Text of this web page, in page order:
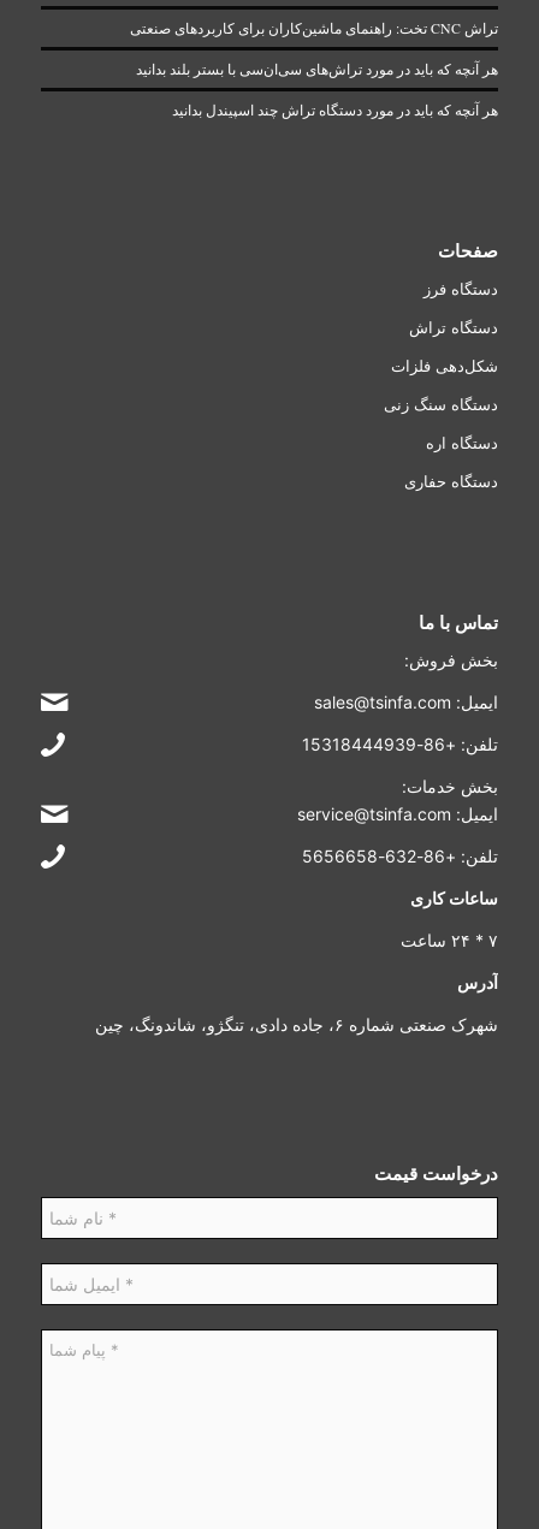
تراش CNC تخت: راهنمای ماشین‌کاران برای کاربردهای صنعتی
هر آنچه که باید در مورد تراش‌های سی‌ان‌سی با بستر بلند بدانید
هر آنچه که باید در مورد دستگاه تراش چند اسپیندل بدانید
صفحات
دستگاه فرز
دستگاه تراش
شکل‌دهی فلزات
دستگاه سنگ زنی
دستگاه اره
دستگاه حفاری
تماس با ما
بخش فروش:
ایمیل: sales@tsinfa.com
تلفن: +86-15318444939
بخش خدمات:
ایمیل: service@tsinfa.com
تلفن: +86-632-5656658
ساعات کاری
۷ * ۲۴ ساعت
آدرس
شهرک صنعتی شماره ۶، جاده دادی، تنگژو، شاندونگ، چین
درخواست قیمت